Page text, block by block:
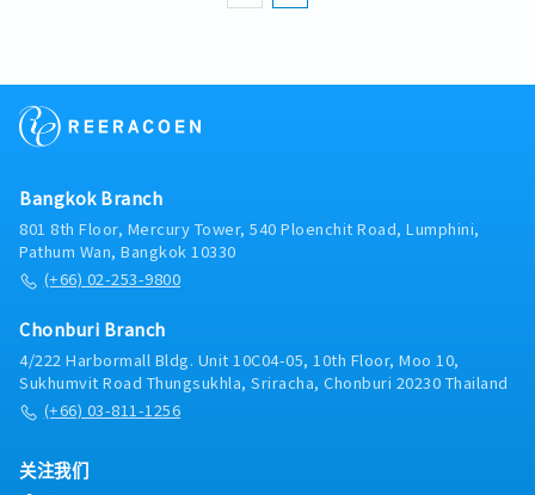
Bangkok Branch
801 8th Floor, Mercury Tower, 540 Ploenchit Road, Lumphini,
Pathum Wan, Bangkok 10330
(+66) 02-253-9800
Chonburi Branch
4/222 Harbormall Bldg. Unit 10C04-05, 10th Floor, Moo 10,
Sukhumvit Road Thungsukhla, Sriracha, Chonburi 20230 Thailand
(+66) 03-811-1256
关注我们